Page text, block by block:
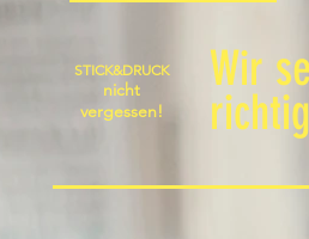
STICK&DRUCK
nicht
vergessen!
Wir